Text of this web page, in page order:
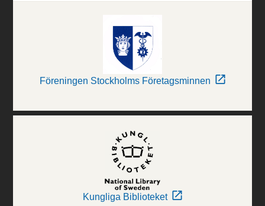
Föreningen Stockholms Företagsminnen
Kungliga Biblioteket